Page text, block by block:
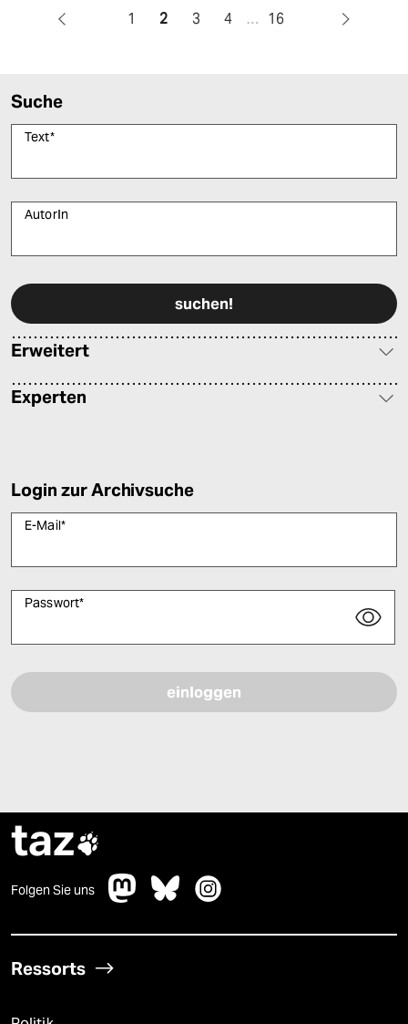
1 2 3 4 … 16
Suche
Text*
AutorIn
Erweitert
Experten
Login zur Archivsuche
E-Mail*
Passwort*
taz
Folgen Sie uns
Ressorts